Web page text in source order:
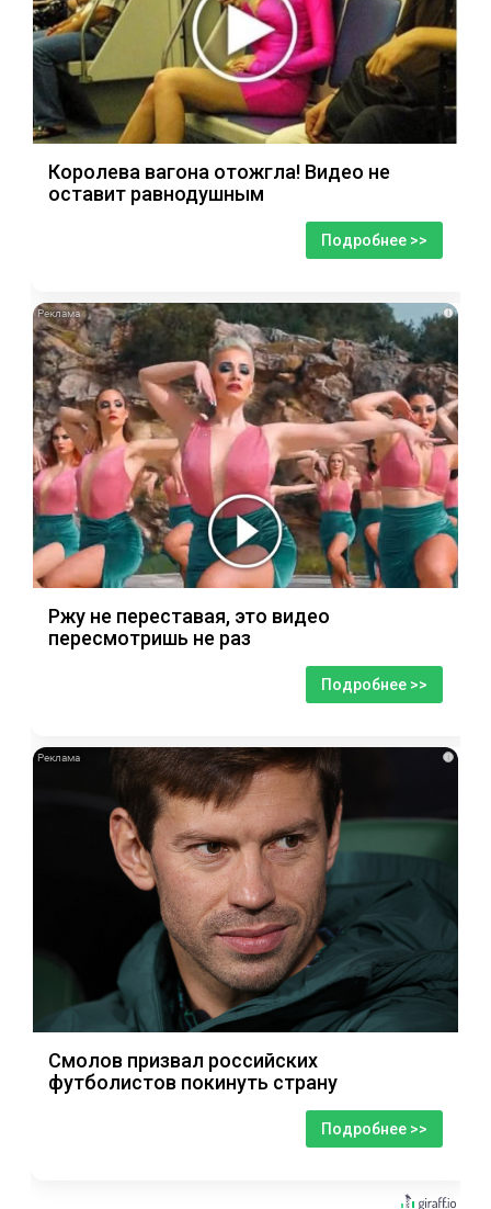
Королева вагона отожгла! Видео не
оставит равнодушным
Подробнее >>
i
Ржу не переставая, это видео
пересмотришь не раз
Подробнее >>
i
Смолов призвал российских
футболистов покинуть страну
Подробнее >>